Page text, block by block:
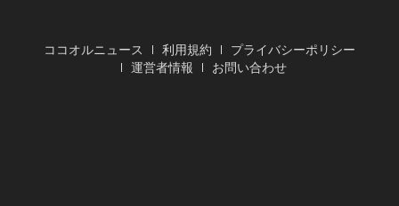
ココオルニュース 利用規約
プライバシーポリシー
運営者情報
お問い合わせ